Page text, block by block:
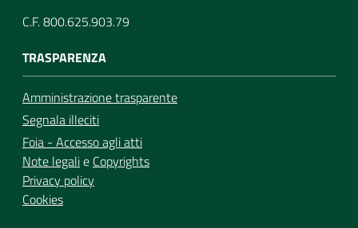
C.F. 800.625.903.79
TRASPARENZA
Amministrazione trasparente
Segnala illeciti
Foia - Accesso agli atti
Note legalie Copyrights
Privacy policy
Cookies